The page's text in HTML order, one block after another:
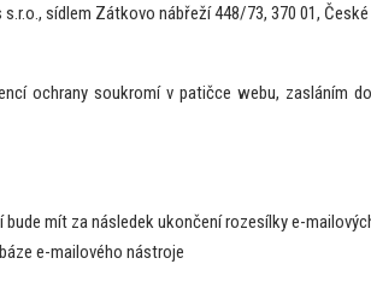
sídlem Zátkovo nábřeží 448/73, 370 01,
ochrany soukromí v patičce webu, zasláním
mít za následek ukončení rozesílky e-
e-mailového nástroje